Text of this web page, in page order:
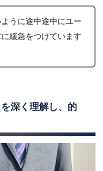
うに途中途中にユー
緩急をつけています
深く理解し、的